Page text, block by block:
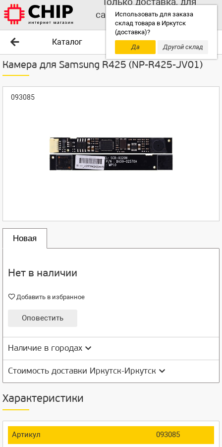
Использовать для заказа
склад товара в Иркутск
(доставка)?
Да
Другой склад
самовывоза выбирайте
другой склад!
Каталог
Камера для Samsung R425 (NP-R425-JV01)
093085
Новая
Нет в наличии
Добавить в избранное
Оповестить
Наличие в городах
Стоимость доставки Иркутск-Иркутск
Характеристики
Артикул
093085